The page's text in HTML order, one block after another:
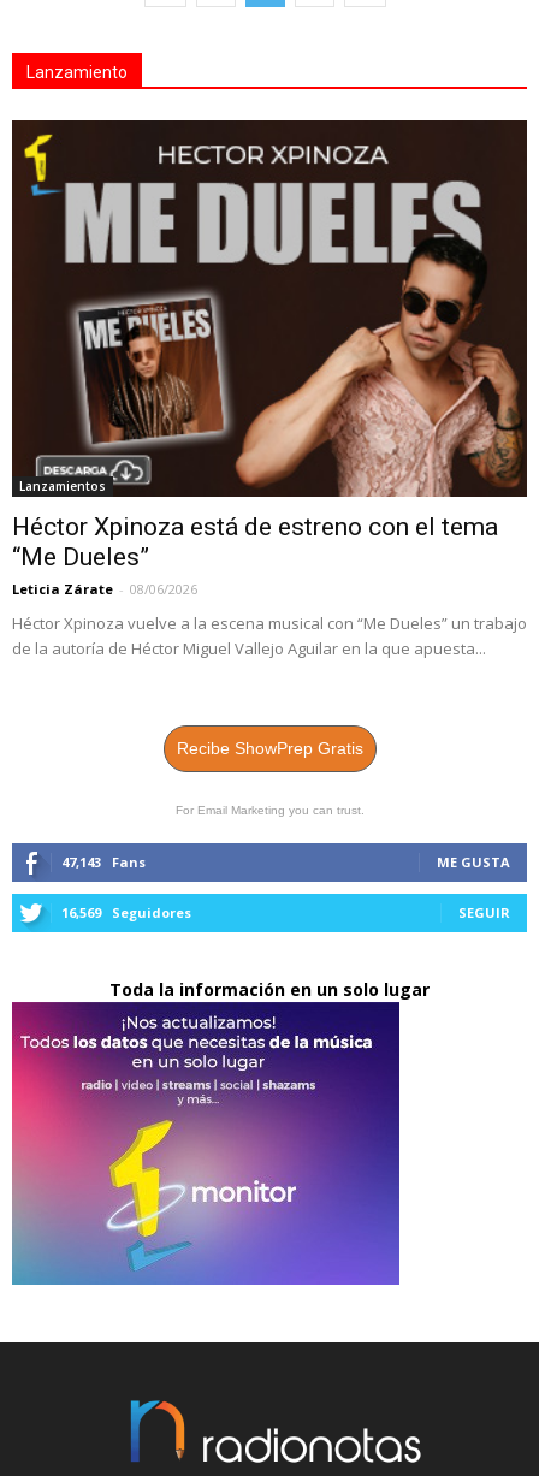
Lanzamiento
Lanzamientos
Héctor Xpinoza está de estreno con el tema
“Me Dueles”
Leticia Zárate - 08/06/2026
Héctor Xpinoza vuelve a la escena musical con “Me Dueles” un trabajo
de la autoría de Héctor Miguel Vallejo Aguilar en la que apuesta...
Recibe ShowPrep Gratis
For Email Marketing you can trust.
47,143 Fans ME GUSTA
16,569 Seguidores SEGUIR
Toda la información en un solo lugar